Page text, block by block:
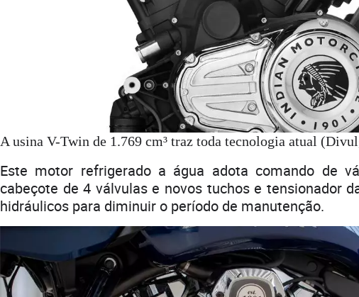
A usina V-Twin de 1.769 cm³ traz toda tecnologia atual
Este motor refrigerado a água adota comando de
cabeçote de 4 válvulas e novos tuchos e tensionador
hidráulicos para diminuir o período de manutenção.